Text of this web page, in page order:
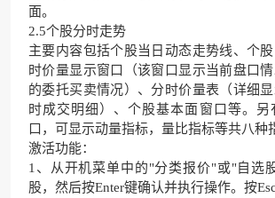
面。
2.5个股分时走势
主要内容包括个股当日动态走势线、个
时价量显示窗口（该窗口显示当前盘口
的委托买卖情况）、分时价量表（详细
时成交明细）、个股基本面窗口等。另
口，可显示动量指标，量比指标等共八种
激活功能：
1、从开机菜单中的"分类报价"或"自选
股，然后按Enter键确认并执行操作。按